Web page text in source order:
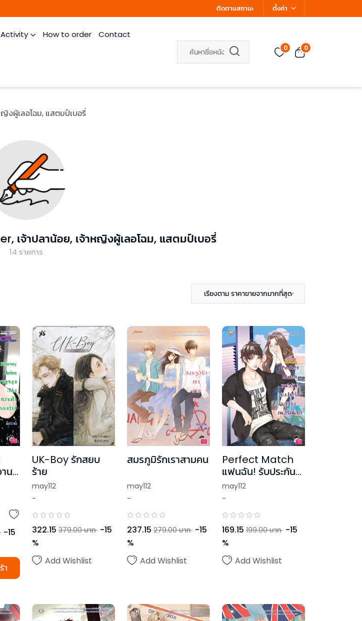
ติดตามสถานะ ตั้งค่า
How to order Contact
0 0
งผู้เลอโฉม, แสตมป์เบอรี่
เจ้าปลาน้อย, เจ้าหญิงผู้เลอโฉม, แสตมป์เบอรี่
14 รายการ
เรียงตาม ราคาขายจากมากที่สุด
น
-15
า
UK-Boy รักสยบ
ร้าย
may112
-
322.15 379.00 บาท -15
%
Add Wishlist
สมรภูมิรักเราสามคน
may112
-
237.15 279.00 บาท -15
%
Add Wishlist
Perfect Match
แฟนฉัน! รับประกัน
ความเพอร์เฟ็กต์ ชุด
Ugly Duckling
may112
-
169.15 199.00 บาท -15
%
Add Wishlist